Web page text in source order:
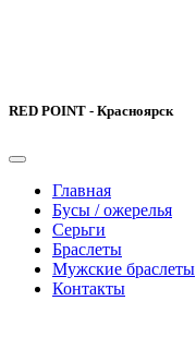
RED POINT - Красноярск
Главная
Бусы / ожерелья
Серьги
Браслеты
Мужские браслеты
Контакты